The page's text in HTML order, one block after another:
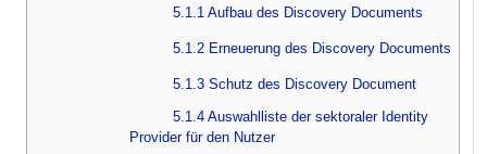
5.1.1 Aufbau des Discovery Documents
5.1.2 Erneuerung des Discovery Documents
5.1.3 Schutz des Discovery Document
5.1.4 Auswahlliste der sektoraler Identity
Provider für den Nutzer